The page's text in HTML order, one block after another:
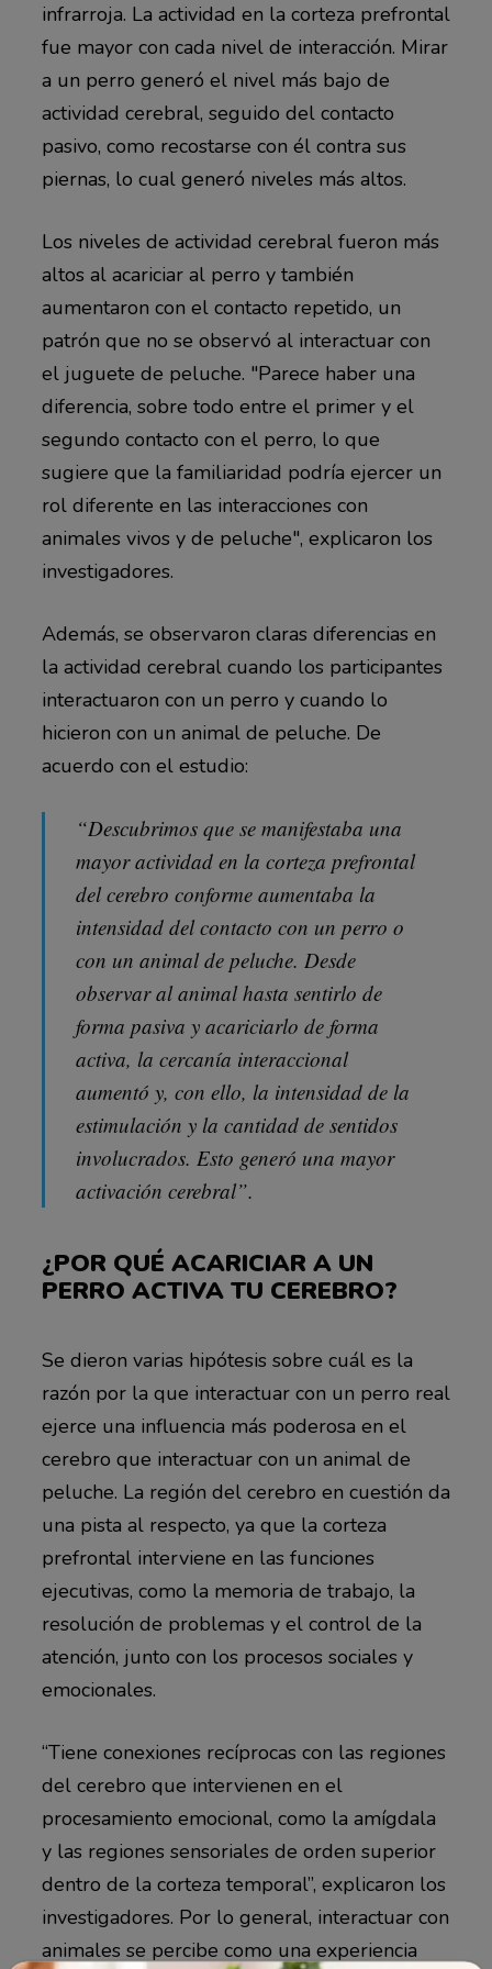
infrarroja. La actividad en la corteza prefrontal
fue mayor con cada nivel de interacción. Mirar
a un perro generó el nivel más bajo de
actividad cerebral, seguido del contacto
pasivo, como recostarse con él contra sus
piernas, lo cual generó niveles más altos.
Los niveles de actividad cerebral fueron más
altos al acariciar al perro y también
aumentaron con el contacto repetido, un
patrón que no se observó al interactuar con
el juguete de peluche. "Parece haber una
diferencia, sobre todo entre el primer y el
segundo contacto con el perro, lo que
sugiere que la familiaridad podría ejercer un
rol diferente en las interacciones con
animales vivos y de peluche", explicaron los
investigadores.
Además, se observaron claras diferencias en
la actividad cerebral cuando los participantes
interactuaron con un perro y cuando lo
hicieron con un animal de peluche. De
acuerdo con el estudio:
“Descubrimos que se manifestaba una
mayor actividad en la corteza prefrontal
del cerebro conforme aumentaba la
intensidad del contacto con un perro o
con un animal de peluche. Desde
observar al animal hasta sentirlo de
forma pasiva y acariciarlo de forma
activa, la cercanía interaccional
aumentó y, con ello, la intensidad de la
estimulación y la cantidad de sentidos
involucrados. Esto generó una mayor
activación cerebral”.
¿POR QUÉ ACARICIAR A UN
PERRO ACTIVA TU CEREBRO?
Se dieron varias hipótesis sobre cuál es la
razón por la que interactuar con un perro real
ejerce una influencia más poderosa en el
cerebro que interactuar con un animal de
peluche. La región del cerebro en cuestión da
una pista al respecto, ya que la corteza
prefrontal interviene en las funciones
ejecutivas, como la memoria de trabajo, la
resolución de problemas y el control de la
atención, junto con los procesos sociales y
emocionales.
“Tiene conexiones recíprocas con las regiones
del cerebro que intervienen en el
procesamiento emocional, como la amígdala
y las regiones sensoriales de orden superior
dentro de la corteza temporal”, explicaron los
investigadores. Por lo general, interactuar con
animales se percibe como una experiencia